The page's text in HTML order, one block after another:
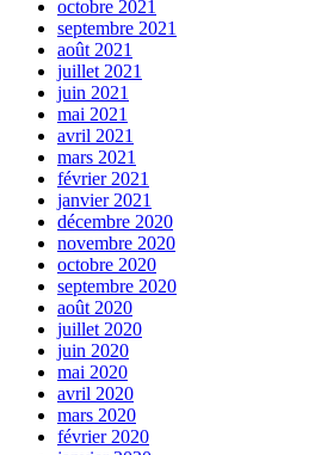
octobre 2021
septembre 2021
août 2021
juillet 2021
juin 2021
mai 2021
avril 2021
mars 2021
février 2021
janvier 2021
décembre 2020
novembre 2020
octobre 2020
septembre 2020
août 2020
juillet 2020
juin 2020
mai 2020
avril 2020
mars 2020
février 2020